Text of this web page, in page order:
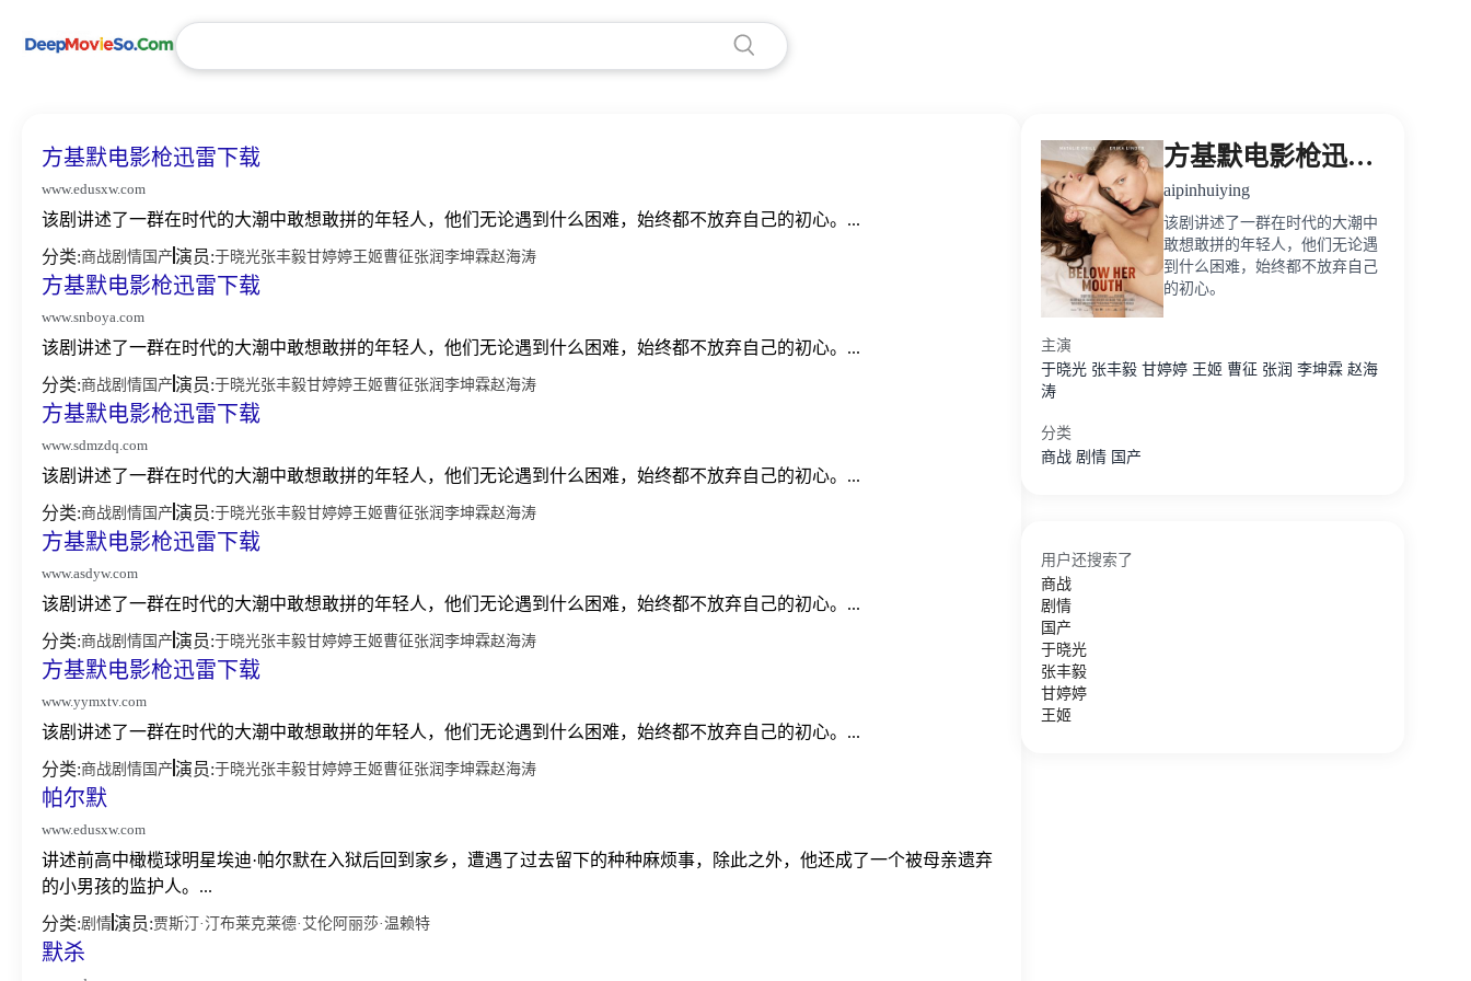
方基默电影枪迅雷下载
www.edusxw.com
该剧讲述了一群在时代的大潮中敢想敢拼的年轻人，他们无论遇到什么困难，始终都不放弃自己的初心。...
分类:商战剧情 国产 演员:于晓光张丰毅甘婷婷王姬曹征张润 李坤霖赵海涛
方基默电影枪迅雷下载
www.snboya.com
该剧讲述了一群在时代的大潮中敢想敢拼的年轻人，他们无论遇到什么困难，始终都不放弃自己的初心。...
分类:商战剧情 国产 演员:于晓光张丰毅甘婷婷王姬曹征张润 李坤霖赵海涛
方基默电影枪迅雷下载
www.sdmzdq.com
该剧讲述了一群在时代的大潮中敢想敢拼的年轻人，他们无论遇到什么困难，始终都不放弃自己的初心。...
分类:商战剧情 国产 演员:于晓光张丰毅甘婷婷王姬曹征张润 李坤霖赵海涛
方基默电影枪迅雷下载
www.asdyw.com
该剧讲述了一群在时代的大潮中敢想敢拼的年轻人，他们无论遇到什么困难，始终都不放弃自己的初心。...
分类:商战剧情 国产 演员:于晓光张丰毅甘婷婷王姬曹征张润 李坤霖赵海涛
方基默电影枪迅雷下载
www.yymxtv.com
该剧讲述了一群在时代的大潮中敢想敢拼的年轻人，他们无论遇到什么困难，始终都不放弃自己的初心。...
分类:商战剧情 国产 演员:于晓光张丰毅甘婷婷王姬曹征张润 李坤霖赵海涛
帕尔默
www.edusxw.com
讲述前高中橄榄球明星埃迪·帕尔默在入狱后回到家乡，遭遇了过去留下的种种麻烦事，除此之外，他还成了一个被母亲遗弃
的小男孩的监护人。...
分类:剧情演员:贾斯汀·汀布莱克莱德·艾伦阿丽莎·温赖特
默杀
方基默电影枪迅雷下载
aipinhuiying
该剧讲述了一群在时代的大潮中
敢想敢拼的年轻人，他们无论遇
到什么困难，始终都不放弃自己
的初心。
主演
于晓光 张丰毅 甘婷婷 王姬 曹征 张润 李坤霖 赵海
涛
分类
商战 剧情 国产
用户还搜索了
商战
剧情
国产
于晓光
张丰毅
甘婷婷
王姬